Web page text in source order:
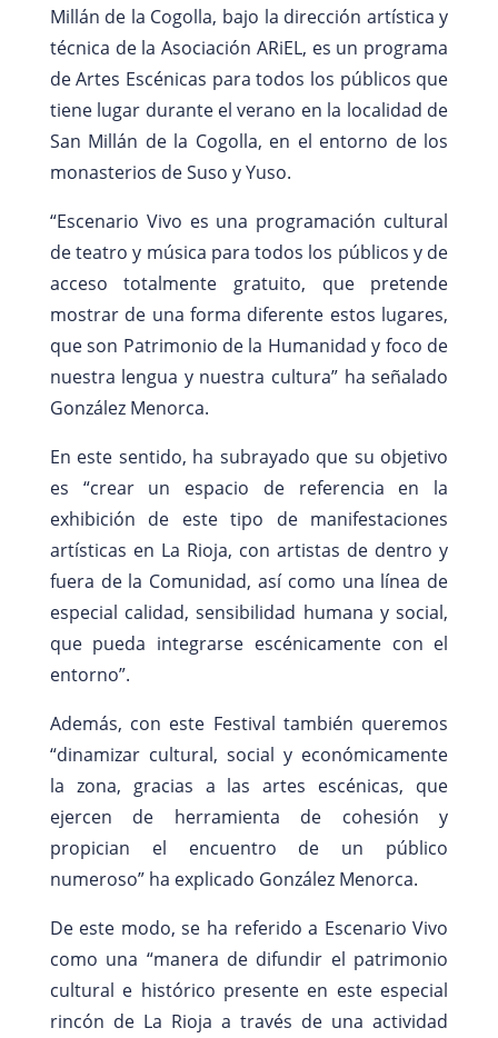
Millán de la Cogolla, bajo la dirección artística y
técnica de la Asociación ARiEL, es un programa
de Artes Escénicas para todos los públicos que
tiene lugar durante el verano en la localidad de
San Millán de la Cogolla, en el entorno de los
monasterios de Suso y Yuso.
“Escenario Vivo es una programación cultural
de teatro y música para todos los públicos y de
acceso totalmente gratuito, que pretende
mostrar de una forma diferente estos lugares,
que son Patrimonio de la Humanidad y foco de
nuestra lengua y nuestra cultura” ha señalado
González Menorca.
En este sentido, ha subrayado que su objetivo
es “crear un espacio de referencia en la
exhibición de este tipo de manifestaciones
artísticas en La Rioja, con artistas de dentro y
fuera de la Comunidad, así como una línea de
especial calidad, sensibilidad humana y social,
que pueda integrarse escénicamente con el
entorno”.
Además, con este Festival también queremos
“dinamizar cultural, social y económicamente
la zona, gracias a las artes escénicas, que
ejercen de herramienta de cohesión y
propician el encuentro de un público
numeroso” ha explicado González Menorca.
De este modo, se ha referido a Escenario Vivo
como una “manera de difundir el patrimonio
cultural e histórico presente en este especial
rincón de La Rioja a través de una actividad